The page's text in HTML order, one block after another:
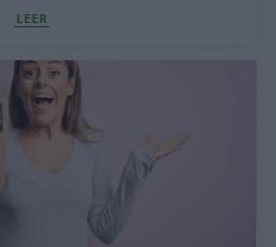
LEER